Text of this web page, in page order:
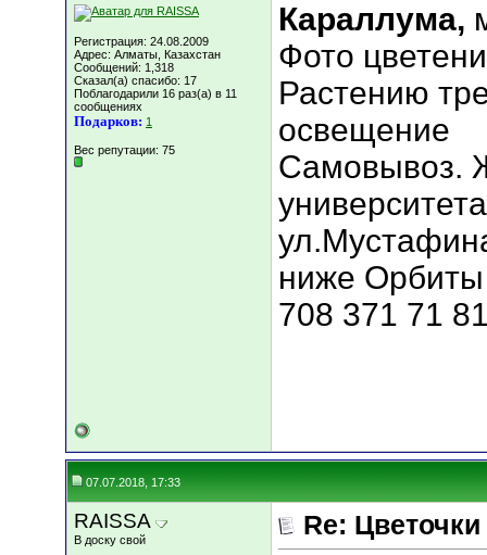
Регистрация: 24.08.2009
Адрес: Алматы, Казахстан
Сообщений: 1,318
Сказал(а) спасибо: 17
Поблагодарили 16 раз(а) в 11
сообщениях
Подарков: 1
Вес репутации: 75
Караллума,
Фото
Растению
освещение
Самовывоз.
ниже
708 371 71
07.07.2018, 17:33
RAISSA
В доску свой Re: